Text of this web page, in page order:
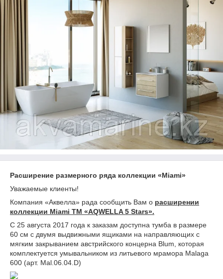
Расширение размерного ряда коллекции «Miami»
Уважаемые клиенты!
Компания «Аквелла» рада сообщить Вам о расширении
коллекции Miami ТМ «AQWELLA5 Stars».
С 25 августа 2017 года к заказам доступна тумба в размере
60 см с двумя выдвижными ящиками на направляющих с
мягким закрыванием австрийского концерна Blum, которая
комплектуется умывальником из литьевого мрамора Malaga
600 (арт. Mal.06.04.D)